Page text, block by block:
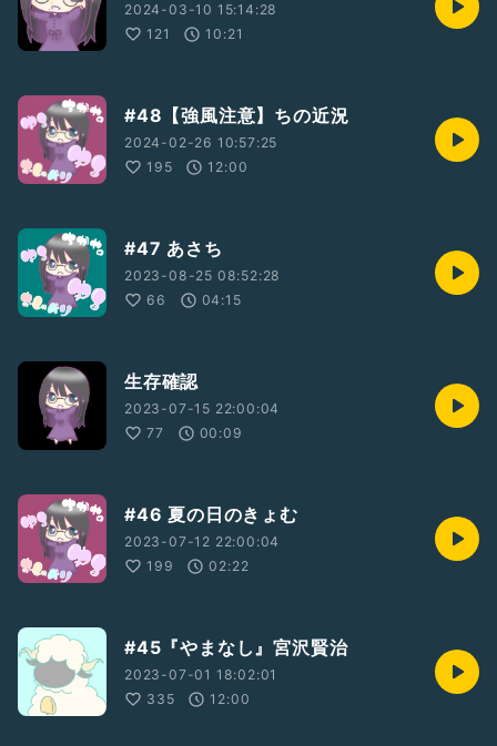
2024-03-10 15:14:28
121
10:21
#48【強風注意】ちの近況
2024-02-26 10:57:25
195
12:00
#47 あさち
2023-08-25 08:52:28
66
04:15
生存確認
2023-07-15 22:00:04
77
00:09
#46 夏の日のきょむ
2023-07-12 22:00:04
199
02:22
#45『やまなし』宮沢賢治
2023-07-01 18:02:01
335
12:00